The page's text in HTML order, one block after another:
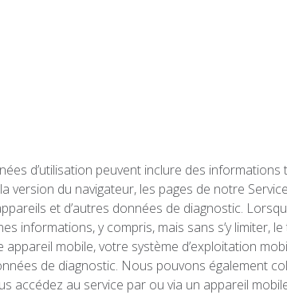
d’utilisation peuvent inclure des informations
version du navigateur, les pages de notre
et d’autres données de diagnostic.
informations, y compris, mais sans s’y limiter, le
mobile, votre système d’exploitation
de diagnostic. Nous pouvons également
accédez au service par ou via un appareil